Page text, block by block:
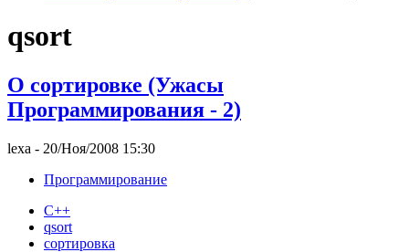
qsort
О сортировке (Ужасы
Программирования - 2)
lexa - 20/Ноя/2008 15:30
Программирование
С++
qsort
сортировка